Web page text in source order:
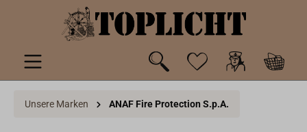
springen
Unsere Marken ANAF Fire Protection S.p.A.